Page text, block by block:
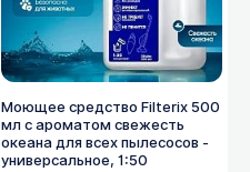
Моющее средство Filterix 500
мл с ароматом свежесть
океана для всех пылеcосов -
универсальное, 1:50